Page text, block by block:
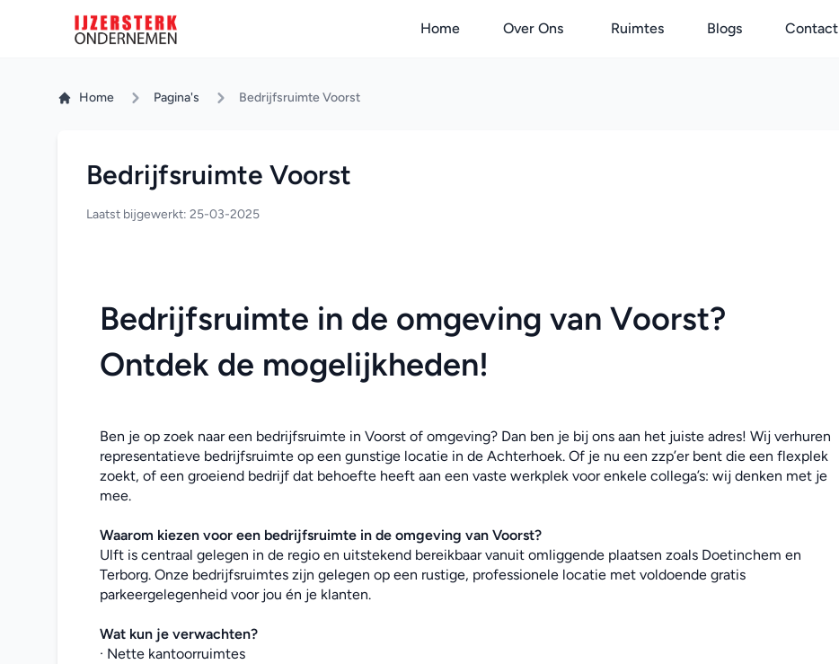
Home Over Ons Ruimtes Blogs Contact
Home Pagina's Bedrijfsruimte Voorst
Bedrijfsruimte Voorst
Laatst bijgewerkt: 25-03-2025
Bedrijfsruimte in de omgeving van Voorst?
Ontdek de mogelijkheden!
Ben je op zoek naar een bedrijfsruimte in Voorst of omgeving? Dan ben je bij ons aan het juiste adres! Wij verhuren
representatieve bedrijfsruimte op een gunstige locatie in de Achterhoek. Of je nu een zzp’er bent die een flexplek
zoekt, of een groeiend bedrijf dat behoefte heeft aan een vaste werkplek voor enkele collega’s: wij denken met je
mee.
Waarom kiezen voor een bedrijfsruimte in de omgeving van Voorst?
Ulft is centraal gelegen in de regio en uitstekend bereikbaar vanuit omliggende plaatsen zoals Doetinchem en
Terborg. Onze bedrijfsruimtes zijn gelegen op een rustige, professionele locatie met voldoende gratis
parkeergelegenheid voor jou én je klanten.
Wat kun je verwachten?
· Nette kantoorruimtes